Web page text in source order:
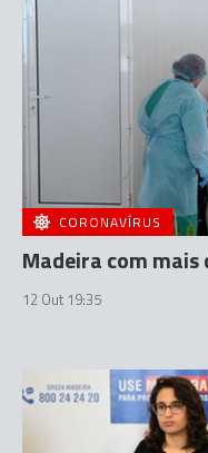
CORONAVÍRUS
Madeira com mais
12 Out 19:35